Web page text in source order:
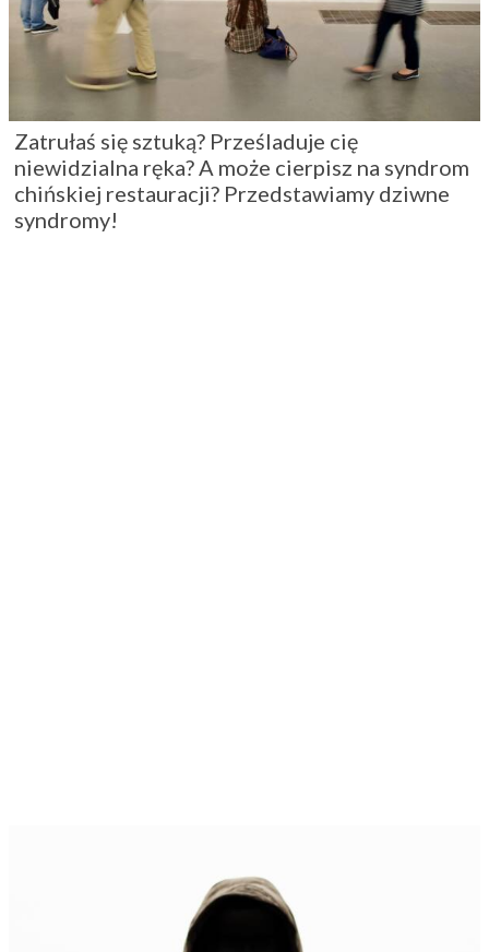
Zatrułaś się sztuką? Prześladuje cię
niewidzialna ręka? A może cierpisz na syndrom
chińskiej restauracji? Przedstawiamy dziwne
syndromy!